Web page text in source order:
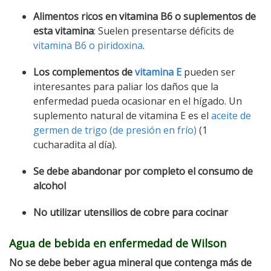
Alimentos ricos en vitamina B6 o suplementos de
esta vitamina: Suelen presentarse déficits de
vitamina B6 o piridoxina.
Los complementos devitamina E pueden ser
interesantes para paliar los daños que la
enfermedad pueda ocasionar en el hígado. Un
suplemento natural de vitamina E es el aceite de
germen de trigo (de presión en frío) (1
cucharadita al día).
Se debe abandonar por completo el consumo de
alcohol
No utilizar utensilios de cobre para cocinar
Agua de bebida en enfermedad de Wilson
No se debe beber agua mineral que contenga más de